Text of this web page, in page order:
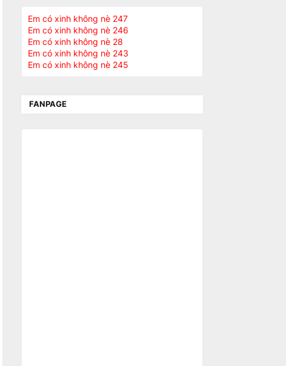
Em có xinh không nè 247
Em có xinh không nè 246
Em có xinh không nè 28
Em có xinh không nè 243
Em có xinh không nè 245
FANPAGE